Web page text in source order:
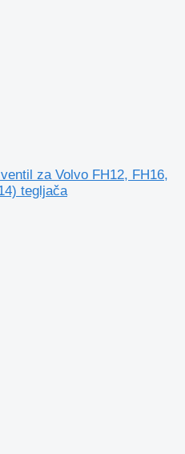
za Volvo FH12, FH16,
tegljača